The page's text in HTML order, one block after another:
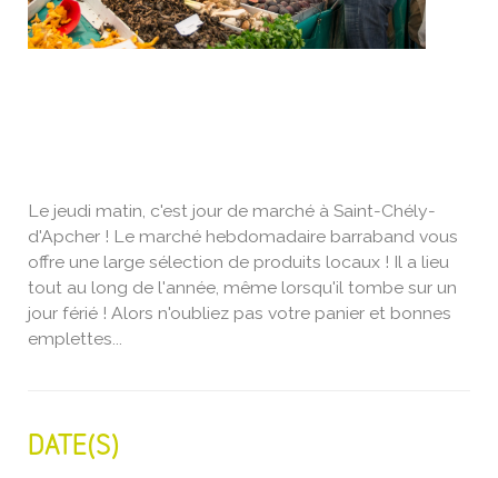
Le jeudi matin, c'est jour de marché à Saint-Chély-
d'Apcher ! Le marché hebdomadaire barraband vous
offre une large sélection de produits locaux ! Il a lieu
tout au long de l'année, même lorsqu'il tombe sur un
jour férié ! Alors n'oubliez pas votre panier et bonnes
emplettes...
DATE(S)